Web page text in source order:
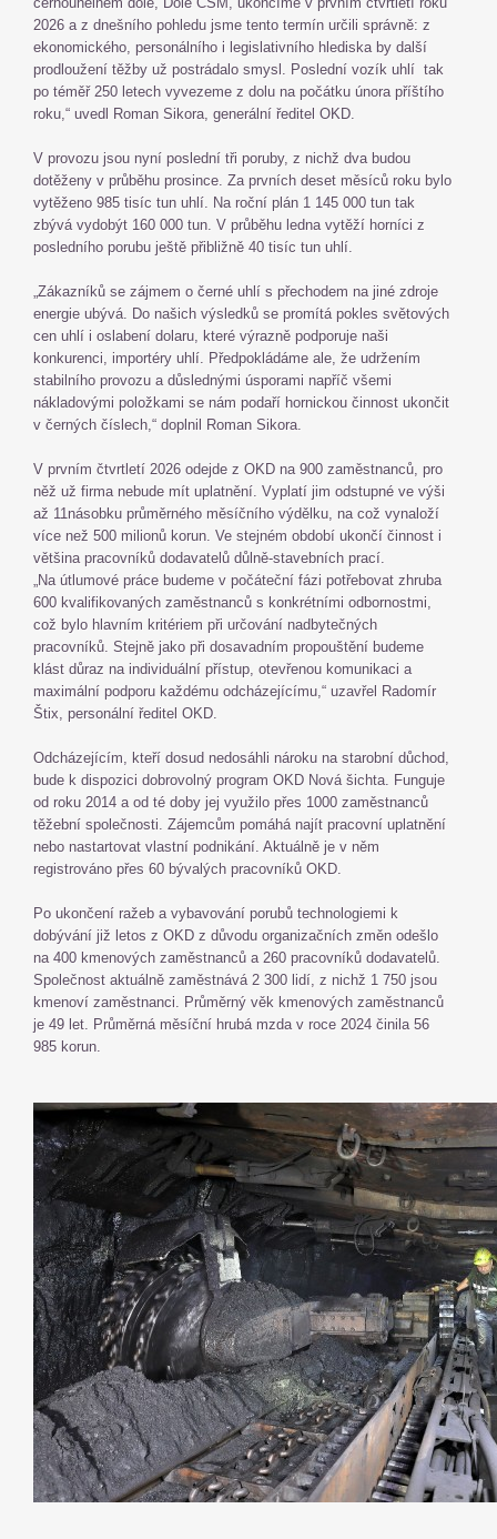
2026 a z dnešního pohledu jsme tento termín určili správně: z
ekonomického, personálního i legislativního hlediska by další
prodloužení těžby už postrádalo smysl. Poslední vozík uhlí tak
po téměř 250 letech vyvezeme z dolu na počátku února příštího
roku,“ uvedl Roman Sikora, generální ředitel OKD.
V provozu jsou nyní poslední tři poruby, z nichž dva budou
dotěženy v průběhu prosince. Za prvních deset měsíců roku bylo
vytěženo 985 tisíc tun uhlí. Na roční plán 1 145 000 tun tak
zbývá vydobýt 160 000 tun. V průběhu ledna vytěží horníci z
posledního porubu ještě přibližně 40 tisíc tun uhlí.
„Zákazníků se zájmem o černé uhlí s přechodem na jiné zdroje
energie ubývá. Do našich výsledků se promítá pokles světových
cen uhlí i oslabení dolaru, které výrazně podporuje naši
konkurenci, importéry uhlí. Předpokládáme ale, že udržením
stabilního provozu a důslednými úsporami napříč všemi
nákladovými položkami se nám podaří hornickou činnost ukončit
v černých číslech,“ doplnil Roman Sikora.
V prvním čtvrtletí 2026 odejde z OKD na 900 zaměstnanců, pro
něž už firma nebude mít uplatnění. Vyplatí jim odstupné ve výši
až 11násobku průměrného měsíčního výdělku, na což vynaloží
více než 500 milionů korun. Ve stejném období ukončí činnost i
většina pracovníků dodavatelů důlně-stavebních prací.
„Na útlumové práce budeme v počáteční fázi potřebovat zhruba
600 kvalifikovaných zaměstnanců s konkrétními odbornostmi,
což bylo hlavním kritériem při určování nadbytečných
pracovníků. Stejně jako při dosavadním propouštění budeme
klást důraz na individuální přístup, otevřenou komunikaci a
maximální podporu každému odcházejícímu,“ uzavřel Radomír
Štix, personální ředitel OKD.
Odcházejícím, kteří dosud nedosáhli nároku na starobní důchod,
bude k dispozici dobrovolný program OKD Nová šichta. Funguje
od roku 2014 a od té doby jej využilo přes 1000 zaměstnanců
těžební společnosti. Zájemcům pomáhá najít pracovní uplatnění
nebo nastartovat vlastní podnikání. Aktuálně je v něm
registrováno přes 60 bývalých pracovníků OKD.
Po ukončení ražeb a vybavování porubů technologiemi k
dobývání již letos z OKD z důvodu organizačních změn odešlo
na 400 kmenových zaměstnanců a 260 pracovníků dodavatelů.
Společnost aktuálně zaměstnává 2 300 lidí, z nichž 1 750 jsou
kmenoví zaměstnanci. Průměrný věk kmenových zaměstnanců
je 49 let. Průměrná měsíční hrubá mzda v roce 2024 činila 56
985 korun.